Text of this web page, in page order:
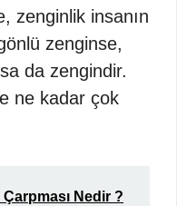
zenginlik insanın
zenginse,
da zengindir.
ne kadar çok
Çarpması Nedir ?